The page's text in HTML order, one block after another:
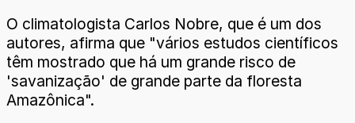
O climatologista Carlos Nobre, que é um dos
autores, afirma que "vários estudos científicos
têm mostrado que há um grande risco de
'savanização' de grande parte da floresta
Amazônica".